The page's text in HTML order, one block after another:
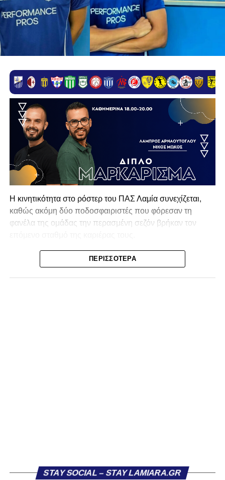
Η κινητικότητα στο ρόστερ του ΠΑΣ Λαμία συνεχίζεται,
καθώς ακόμη δύο ποδοσφαιριστές που φόρεσαν τη
φανέλα της ομάδας την περασμένη σεζόν βρήκαν τον
Ο λόγος για τον Βασίλη Τρούμπουλο και τον Χρυσόστομο
Στάγκο, οι οποίοι θα συνεχίσουν μαζί την ποδοσφαιρική
ΠΕΡΙΣΣΌΤΕΡΑ
STAY SOCIAL – STAY LAMIARA.GR